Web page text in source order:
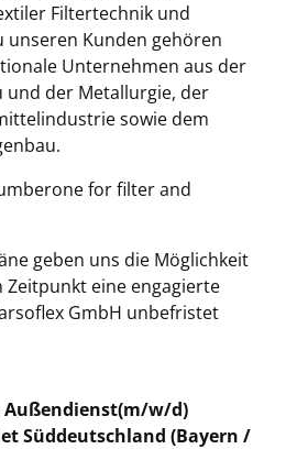
Filtertechnik und
unseren Kunden gehören
Unternehmen aus der
und der Metallurgie, der
sowie dem
for filter and
geben uns die Möglichkeit
eine engagierte
GmbH unbefristet
w/d)
Süddeutschland (Bayern /